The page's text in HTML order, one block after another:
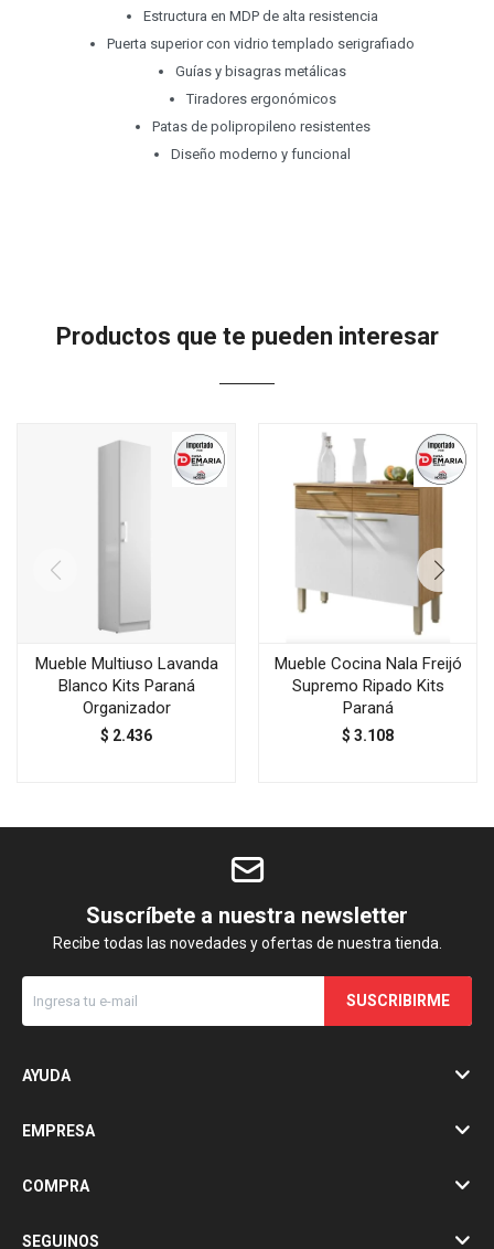
Estructura en MDP de alta resistencia
Puerta superior con vidrio templado serigrafiado
Guías y bisagras metálicas
Tiradores ergonómicos
Patas de polipropileno resistentes
Diseño moderno y funcional
Productos que te pueden interesar
Mueble Multiuso Lavanda
Blanco Kits Paraná
Organizador
$ 2.436
Mueble Cocina Nala Freijó
Supremo Ripado Kits
Paraná
$ 3.108
Suscríbete a nuestra newsletter
Recibe todas las novedades y ofertas de nuestra tienda.
SUSCRIBIRME
AYUDA
EMPRESA
COMPRA
SEGUINOS